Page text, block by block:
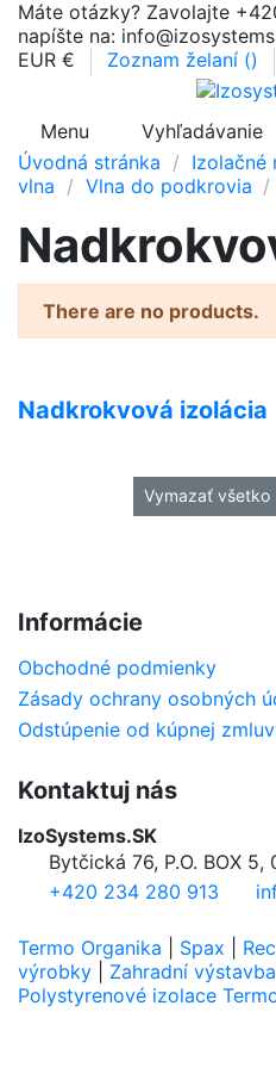
Máte otázky? Zavolajte
napíšte na:
EUR €
Zoznam želaní ()
Menu Vyhľadávanie
Úvodná stránka
Izolačné
vlna
Vlna do podkrovia
There are no products.
Nadkrokvová izolácia
Vymazať všetko
Informácie
Obchodné podmienky
Zásady ochrany osobných
Odstúpenie od kúpnej
Kontaktuj nás
IzoSystems.SK
Bytčická 76, P.O. BOX 5,
+420 234 280 913
Termo Organika Spax
výrobky
Zahradní výstavba
Polystyrenové izolace